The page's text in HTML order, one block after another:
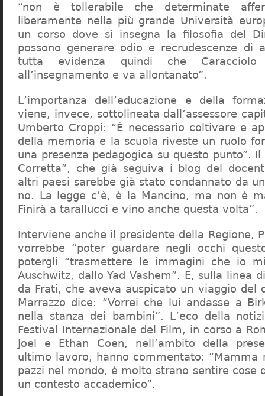
“non è tollerabile che determinate
liberamente nella più grande Università
un corso dove si insegna la filosofia del
possono generare odio e recrudescenze di
tutta evidenza quindi che
all’insegnamento e va allontanato”.
L’importanza dell’educazione e della
viene, invece, sottolineata dall’assessore
Umberto Croppi: “È necessario coltivare e
della memoria e la scuola riveste un ruolo
una presenza pedagogica su questo punto”.
Corretta”, che già seguiva i blog del
altri paesi sarebbe già stato condannato da
no. La legge c’è, è la Mancino, ma non è
Finirà a tarallucci e vino anche questa volta”.
Interviene anche il presidente della Regione,
vorrebbe “poter guardare negli occhi
potergli “trasmettere le immagini che io
Auschwitz, dallo Yad Vashem”. E, sulla linea
da Frati, che aveva auspicato un viaggio del
Marrazzo dice: “Vorrei che lui andasse a
nella stanza dei bambini”. L’eco della
Festival Internazionale del Film, in corso a
Joel e Ethan Coen, nell’ambito della
ultimo lavoro, hanno commentato: “Mamma
pazzi nel mondo, è molto strano sentire cose
un contesto accademico”.